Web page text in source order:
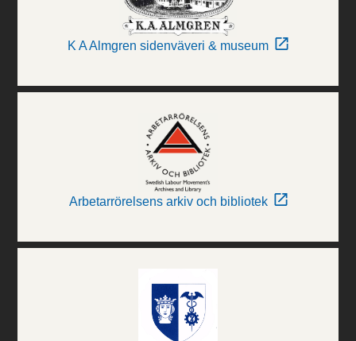
K A Almgren sidenväveri & museum
Arbetarrörelsens arkiv och bibliotek